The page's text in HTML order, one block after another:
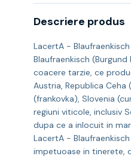
Descriere produs
LacertA -
Blaufraenkisch
coacere tarzie, ce
Austria, Republica
(frankovka), Slovenia
regiuni viticole, inclusiv
dupa ce a inlocuit in
LacertA -
impetuoase in tinerete,